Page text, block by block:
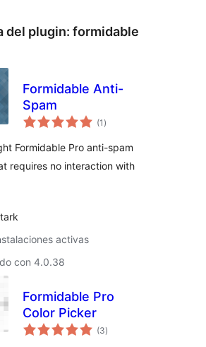
del plugin: formidable
Formidable Anti-
Spam
(1 total
de
)
Formidable Pro anti-spam
requires no interaction with
activas
con 4.0.38
Formidable Pro
Color Picker
(3total
de
)